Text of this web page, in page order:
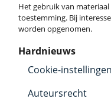
Het gebruik van
toestemming. Bij
worden opgenomen.
Hardnieuws
Cookie-instellingen
Auteursrecht